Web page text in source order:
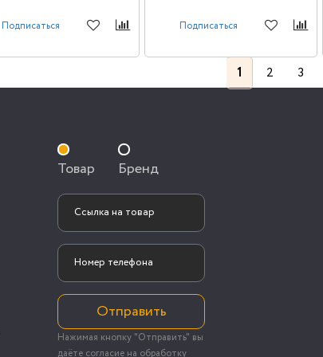
Подписаться Подписаться
1 2 3
Товар Бренд
Отправить
Нажимая кнопку "Отправить" вы
даёте согласие на обработку